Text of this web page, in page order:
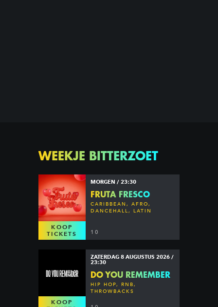
WEEKJE BITTERZOET
KOOP
TICKETS
MORGEN / 23:30
FRUTA FRESCO
CARIBBEAN, AFRO,
DANCEHALL, LATIN
10
KOOP
ZATERDAG 8 AUGUSTUS 2026 /
23:30
DO YOU REMEMBER
HIP HOP, RNB,
THROWBACKS